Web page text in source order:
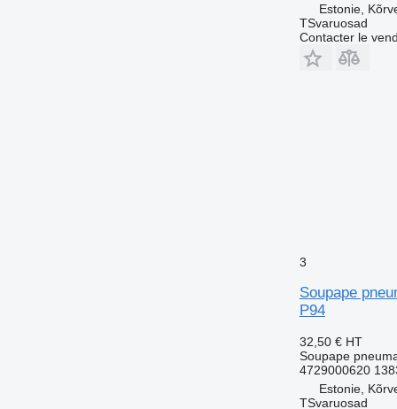
Estonie,
TSvaruosad
Contacter le
3
Soupape
P94
32,50 € HT
Soupape
4729000620
Estonie,
TSvaruosad